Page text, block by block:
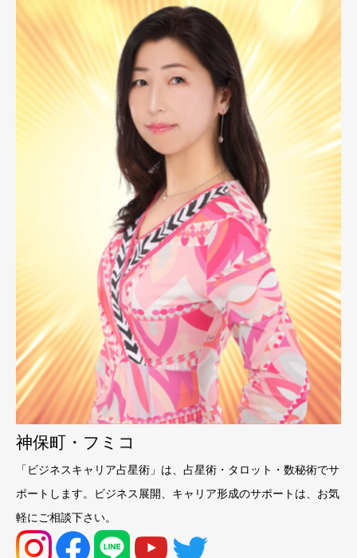
神保町・フミコ
「ビジネスキャリア占星術」は、占星術・タロット・数秘術でサ
ポートします。ビジネス展開、キャリア形成のサポートは、お気
軽にご相談下さい。